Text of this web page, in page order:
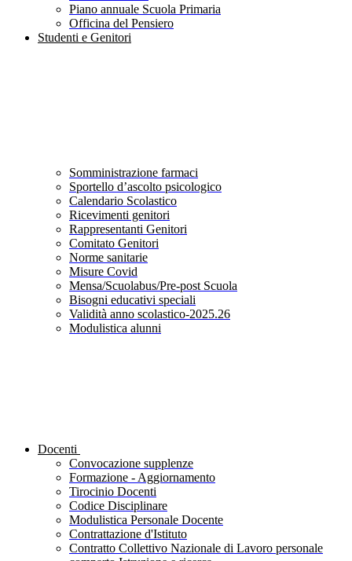
Piano annuale Scuola Primaria
Officina del Pensiero
Studenti e Genitori
Somministrazione farmaci
Sportello d’ascolto psicologico
Calendario Scolastico
Ricevimenti genitori
Rappresentanti Genitori
Comitato Genitori
Norme sanitarie
Misure Covid
Mensa/Scuolabus/Pre-post Scuola
Bisogni educativi speciali
Validità anno scolastico-2025.26
Modulistica alunni
Docenti
Convocazione supplenze
Formazione - Aggiornamento
Tirocinio Docenti
Codice Disciplinare
Modulistica Personale Docente
Contrattazione d'Istituto
Contratto Collettivo Nazionale di Lavoro personale